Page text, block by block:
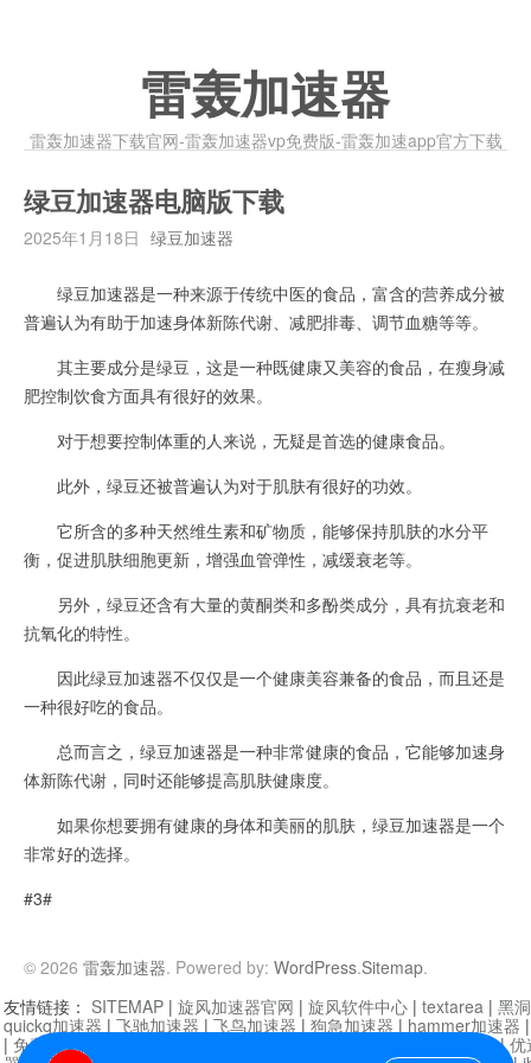
雷轰加速器
雷轰加速器下载官网-雷轰加速器vp免费版-雷轰加速app官方下载
绿豆加速器电脑版下载
2025年1月18日 绿豆加速器
绿豆加速器是一种来源于传统中医的食品，富含的营养成分被
普遍认为有助于加速身体新陈代谢、减肥排毒、调节血糖等等。
其主要成分是绿豆，这是一种既健康又美容的食品，在瘦身减
肥控制饮食方面具有很好的效果。
对于想要控制体重的人来说，无疑是首选的健康食品。
此外，绿豆还被普遍认为对于肌肤有很好的功效。
它所含的多种天然维生素和矿物质，能够保持肌肤的水分平
衡，促进肌肤细胞更新，增强血管弹性，减缓衰老等。
另外，绿豆还含有大量的黄酮类和多酚类成分，具有抗衰老和
抗氧化的特性。
因此绿豆加速器不仅仅是一个健康美容兼备的食品，而且还是
一种很好吃的食品。
总而言之，绿豆加速器是一种非常健康的食品，它能够加速身
体新陈代谢，同时还能够提高肌肤健康度。
如果你想要拥有健康的身体和美丽的肌肤，绿豆加速器是一个
非常好的选择。
#3#
© 2026 雷轰加速器. Powered by: WordPress.Sitemap.
友情链接： SITEMAP | 旋风加速器官网 | 旋风软件中心 | textarea | 黑
quickq加速器 | 飞驰加速器 | 飞鸟加速器 | 狗急加速器 | hammer加速器
| 免费vqn加速外网 迷雾通|优